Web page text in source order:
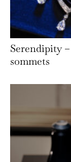
Serendipity
sommets